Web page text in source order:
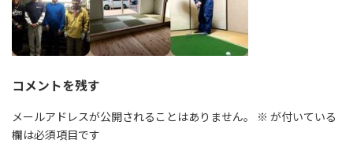
コメントを残す
メールアドレスが公開されることはありません。 ※ が付いている
欄は必須項目です